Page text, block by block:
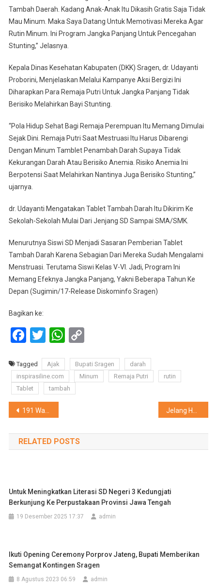
Tambah Daerah. Kadang Anak-Anak Itu Dikasih Gratis Saja Tidak
Mau Minum. Maka Saya Datang Untuk Memotivasi Mereka Agar
Rutin Minum. Ini Program Jangka Panjang Untuk Pencegahan
Stunting,” Jelasnya.
Kepala Dinas Kesehatan Kabupaten (DKK) Sragen, dr. Udayanti
Proborini, Menjelaskan Melalui Kampanye Aksi Bergizi Ini
Diharapkan Para Remaja Putri Untuk Jangka Panjang Tidak
Berisiko Melahirkan Bayi Stunting.
“Pola Hidup Sehat Bagi Remaja Perempuan Itu Memang Dimulai
Sejak Dini. Remaja Putri Saat Mestruasi Itu Harus Dibarengi
Dengan Minum Tamblet Penambah Darah Supaya Tidak
Kekurangan Darah Atau Berisiko Anemia. Risiko Anemia Ini
Berpotensi Saat Melahirkan Nantinya Juga Berisiko Stunting,”
ujarnya.
dr. Udayanti Mengatakan Tablet Tambah Darah Itu Dikirim Ke
Sekolah-Sekolah Mulai Dari Jenjang SD Sampai SMA/SMK.
Menurutnya Siswi SD Menjadi Sasaran Pemberian Tablet
Tambah Darah Karena Sebagian Dari Mereka Sudah Mengalami
Menstruasi. Terutama Siswi Kelas V-VI. Jadi, Program Ini
Memang Efeknya Jangka Panjang, Yakni Beberapa Tahun Ke
Depan (Sugimin/17-Release Diskominfo Sragen)
Bagikan ke:
Facebook
TwitterWhatsApp
Copy
Tagged Ajak Bupati Sragen
darah
inspirasiline.com
Minum Remaja Putri
rutin
Tablet
tambah
Navigasi
pos
191 Warga Sragen Kurang Mampu Terima Bantuan Sambungan Listrik Murah dan Hemat
RELATED POSTS
Untuk Meningkatkan Literasi SD Negeri 3 Kedungjati
Berkunjung Ke Perpustakaan Provinsi Jawa Tengah
19 Desember 2025 17:37 admin
Ikuti Opening Ceremony Porprov Jateng, Bupati Memberikan
Semangat Kontingen Sragen
8 Agustus 2023 06:59 admin